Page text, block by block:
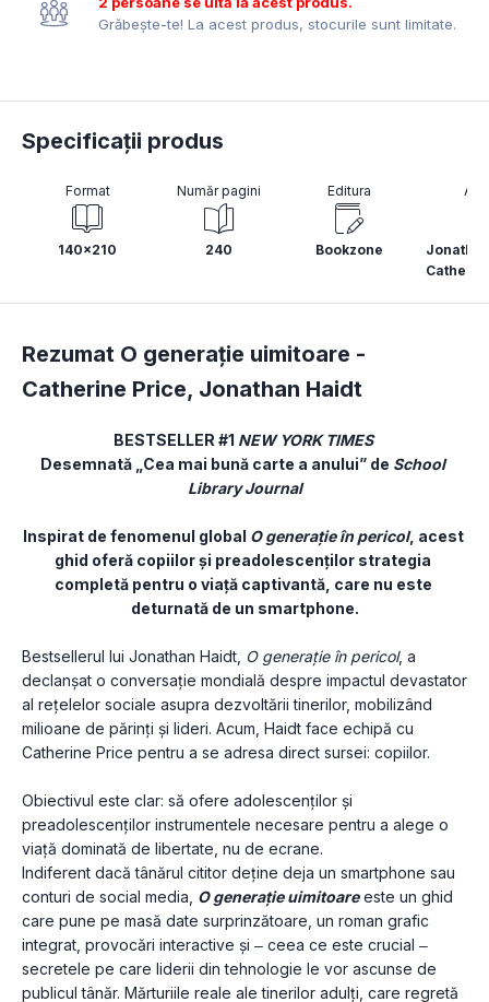
Grăbește-te! La acest produs, stocurile sunt limitate.
Specificații produs
Format
140x210
Număr pagini
240
Editura
Bookzone
Rezumat O generație uimitoare -
Catherine Price, Jonathan Haidt
BESTSELLER #1 NEW YORK TIMES
Desemnată „Cea mai bună carte a anului” de School
Library Journal
Inspirat de fenomenul global O generație în pericol, acest
ghid oferă copiilor și preadolescenților strategia
completă pentru o viață captivantă, care nu este
deturnată de un smartphone.
Bestsellerul lui Jonathan Haidt, O generație în pericol, a
declanșat o conversație mondială despre impactul devastator
al rețelelor sociale asupra dezvoltării tinerilor, mobilizând
milioane de părinți și lideri. Acum, Haidt face echipă cu
Catherine Price pentru a se adresa direct sursei: copiilor.
Obiectivul este clar: să ofere adolescenților și
preadolescenților instrumentele necesare pentru a alege o
viață dominată de libertate, nu de ecrane.
Indiferent dacă tânărul cititor deține deja un smartphone sau
conturi de social media, O generaţie uimitoare este un ghid
care pune pe masă date surprinzătoare, un roman grafic
integrat, provocări interactive și ‒ ceea ce este crucial ‒
secretele pe care liderii din tehnologie le vor ascunse de
publicul tânăr. Mărturiile reale ale tinerilor adulți, care regretă